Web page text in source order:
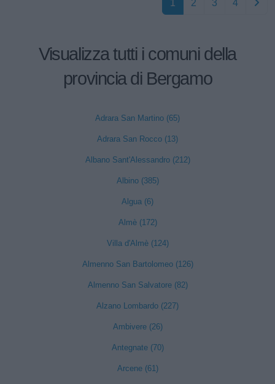
1 2 3 4
Visualizza tutti i comuni della
provincia di Bergamo
Adrara San Martino (65)
Adrara San Rocco (13)
Albano Sant'Alessandro (212)
Albino (385)
Algua (6)
Almè (172)
Villa d'Almè (124)
Almenno San Bartolomeo (126)
Almenno San Salvatore (82)
Alzano Lombardo (227)
Ambivere (26)
Antegnate (70)
Arcene (61)